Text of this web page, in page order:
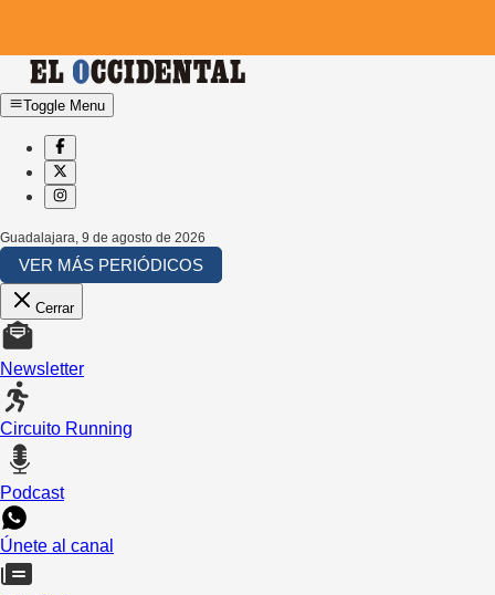
Toggle Menu
Guadalajara, 9 de agosto de 2026
VER MÁS PERIÓDICOS
Cerrar
Newsletter
Circuito Running
Podcast
Únete al canal